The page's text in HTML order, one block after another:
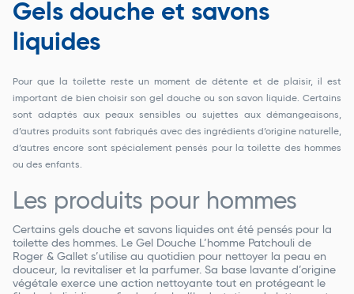
Gels douche et savons
liquides
Pour que la toilette reste un moment de détente et de plaisir, il est
important de bien choisir son gel douche ou son savon liquide. Certains
sont adaptés aux peaux sensibles ou sujettes aux démangeaisons,
d’autres produits sont fabriqués avec des ingrédients d’origine naturelle,
d’autres encore sont spécialement pensés pour la toilette des hommes
ou des enfants.
Les produits pour hommes
Certains gels douche et savons liquides ont été pensés pour la
toilette des hommes. Le Gel Douche L’homme Patchouli de
Roger & Gallet s’utilise au quotidien pour nettoyer la peau en
douceur, la revitaliser et la parfumer. Sa base lavante d’origine
végétale exerce une action nettoyante tout en protégeant le